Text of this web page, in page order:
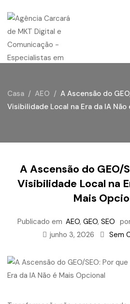
Casa AEO
A Ascensão do
Visibilidade Local na Era da IA Não
A Ascensão do GEO/
Visibilidade Local na
Mais
Publicado em AEO, GEO, SEO
junho 3, 2026
Sem